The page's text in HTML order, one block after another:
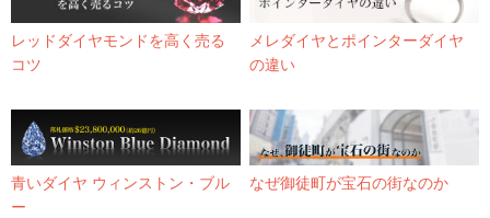
レッドダイヤモンドを高く売る
コツ
メレダイヤとポインターダイヤ
の違い
青いダイヤ ウィンストン・ブル
ー
なぜ御徒町が宝石の街なのか